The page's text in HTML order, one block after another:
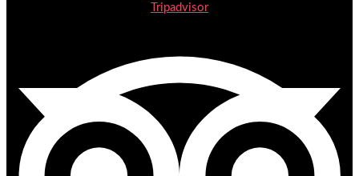
Tripadvisor